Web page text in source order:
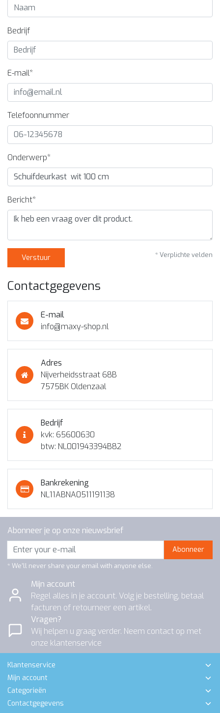
Bedrijf
E-mail*
Telefoonnummer
Onderwerp*
Bericht*
Verstuur * Verplichte velden
Contactgegevens
E-mail
info@maxy-shop.nl
Adres
Nijverheidsstraat 68B
7575BK Oldenzaal
Bedrijf
kvk: 65600630
btw: NL001943394B82
Bankrekening
NL11ABNA0511191138
Abonneer je op onze nieuwsbrief
Abonneer
* We'll never share your email with anyone else.
Mijn account
Regel alles in je account. Volg je bestelling, betaal
facturen of retourneer een artikel.
Vragen?
Wij helpen u graag verder. Neem contact op met
onze klantenservice
Klantenservice
Mijn account
Categorieën
Contactgegevens